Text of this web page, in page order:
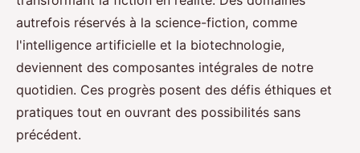
autrefois réservés à la science-fiction, comme
l'intelligence artificielle et la biotechnologie,
deviennent des composantes intégrales de notre
quotidien. Ces progrès posent des défis éthiques et
pratiques tout en ouvrant des possibilités sans
précédent.